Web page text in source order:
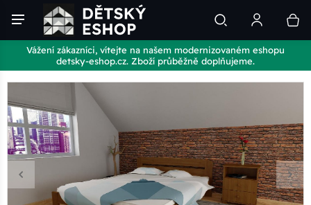
Vážení zákazníci, vítejte na našem modernizovaném eshopu
detsky-eshop.cz. Zboží průběžně doplňujeme.